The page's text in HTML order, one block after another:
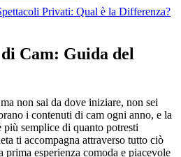
Privati: Qual è la Differenza?
Cam: Guida del
non sai da dove iniziare, non sei
i contenuti di cam ogni anno, e la
semplice di quanto potresti
ti accompagna attraverso tutto ciò
prima esperienza comoda e piacevole